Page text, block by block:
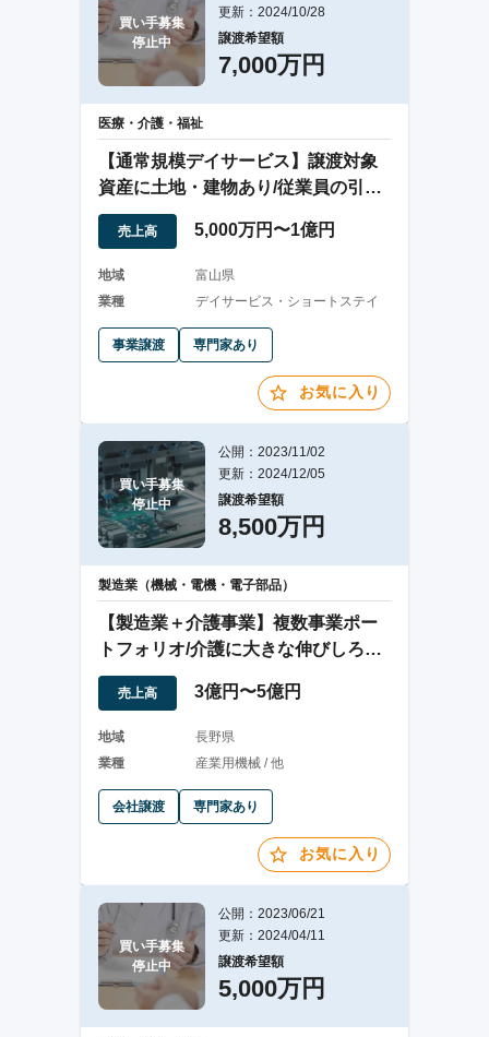
買い手募集
停止中
更新：2024/10/28
譲渡希望額
7,000万円
医療・介護・福祉
【通常規模デイサービス】譲渡対象
資産に土地・建物あり/従業員の引継
ぎ可/送迎あり
売上高 5,000万円〜1億円
地域
富山県
業種
デイサービス・ショートステイ
事業譲渡 専門家あり
お気に入り
買い手募集
停止中
公開：2023/11/02
更新：2024/12/05
譲渡希望額
8,500万円
製造業（機械・電機・電子部品）
【製造業＋介護事業】複数事業ポー
トフォリオ/介護に大きな伸びしろあ
り
売上高 3億円〜5億円
地域
長野県
業種
産業用機械 / 他
会社譲渡 専門家あり
お気に入り
買い手募集
停止中
公開：2023/06/21
更新：2024/04/11
譲渡希望額
5,000万円